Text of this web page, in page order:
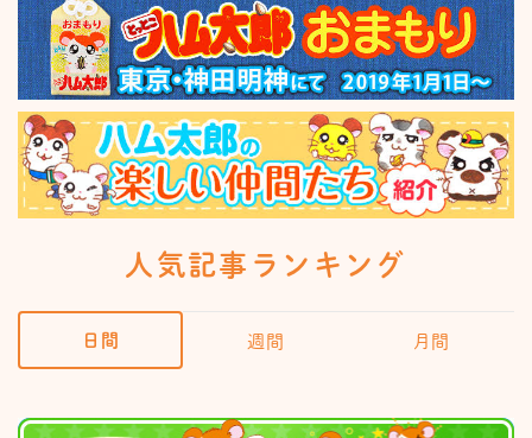
人気記事ランキング
日間 週間 月間